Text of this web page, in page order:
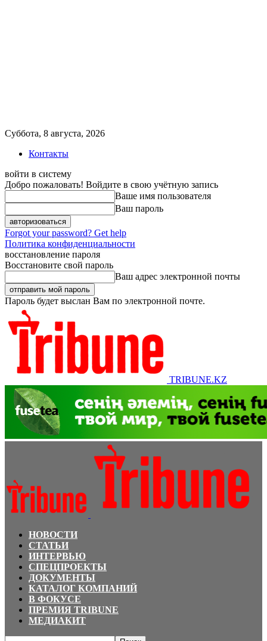
Суббота, 8 августа, 2026
Контакты
войти в систему
Добро пожаловать! Войдите в свою учётную запись
Ваше имя пользователя
Ваш пароль
Forgot your password? Get help
Политика конфиденциальности
восстановление пароля
Восстановите свой пароль
Ваш адрес электронной почты
Пароль будет выслан Вам по электронной почте.
TRIBUNE.KZ
НОВОСТИ
СТАТЬИ
ИНТЕРВЬЮ
СПЕЦПРОЕКТЫ
ДОКУМЕНТЫ
КАТАЛОГ КОМПАНИЙ
В ФОКУСЕ
ПРЕМИЯ TRIBUNE
МЕДИАКИТ